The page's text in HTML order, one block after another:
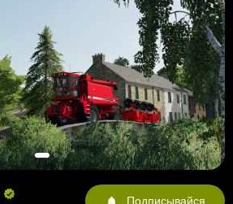
Подписывайся